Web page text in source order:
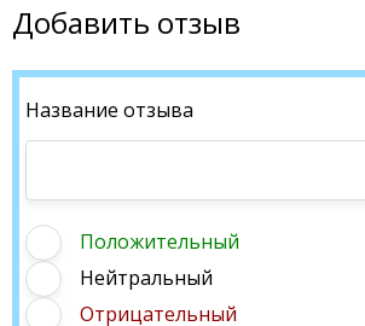
Добавить отзыв
Название отзыва
Положительный
Нейтральный
Отрицательный